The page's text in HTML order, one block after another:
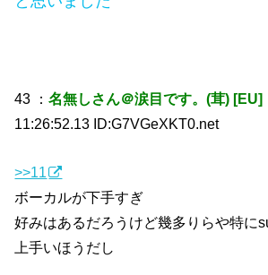
43 ：名無しさん＠涙目です。(茸) [EU]
11:26:52.13 ID:G7VGeXKT0.net
>>11
ボーカルが下手すぎ
好みはあるだろうけど幾多りらや特に
上手いほうだし